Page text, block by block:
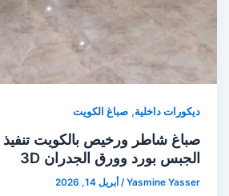
ديكورات داخلية,صباغ الكويت
صباغ شاطر ورخيص بالكويت
الجبس بورد وورق الجدران 3D
Yasmine Yasser
/أبريل 14, 2026